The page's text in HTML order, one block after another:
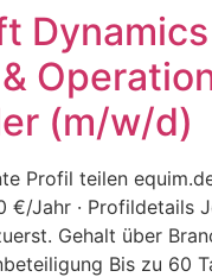
(m/w/d)
Profil teilen
€/Jahr · Profildetails
Gehalt über
Bis zu 60